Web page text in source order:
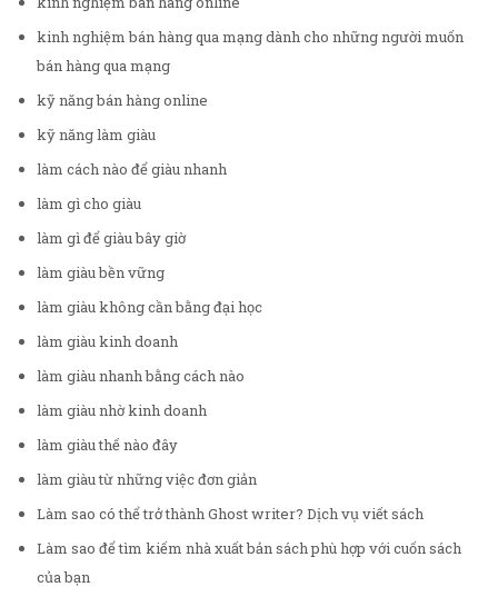
kinh nghiệm bán hàng qua mạng dành cho những người muốn
bán hàng qua mạng
kỹ năng bán hàng online
kỹ năng làm giàu
làm cách nào để giàu nhanh
làm gì cho giàu
làm gì để giàu bây giờ
làm giàu bền vững
làm giàu không cần bằng đại học
làm giàu kinh doanh
làm giàu nhanh bằng cách nào
làm giàu nhờ kinh doanh
làm giàu thế nào đây
làm giàu từ những việc đơn giản
Làm sao có thể trở thành Ghost writer? Dịch vụ viết sách
Làm sao để tìm kiếm nhà xuất bản sách phù hợp với cuốn sách
của bạn